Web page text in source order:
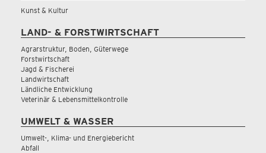
Kunst & Kultur
LAND- & FORSTWIRTSCHAFT
Agrarstruktur, Boden, Güterwege
Forstwirtschaft
Jagd & Fischerei
Landwirtschaft
Ländliche Entwicklung
Veterinär & Lebensmittelkontrolle
UMWELT & WASSER
Umwelt-, Klima- und Energiebericht
Abfall